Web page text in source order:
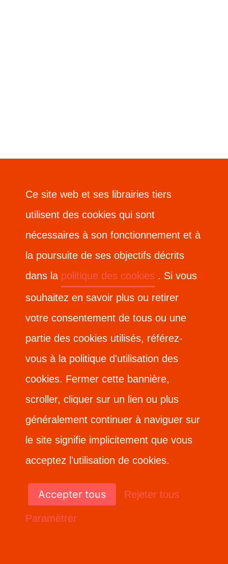
Ce site web et ses librairies tiers
utilisent des cookies qui sont
nécessaires à son fonctionnement et à
la poursuite de ses objectifs décrits
dans la politique des cookies . Si vous
souhaitez en savoir plus ou retirer
votre consentement de tous ou une
partie des cookies utilisés, référez-
vous à la politique d'utilisation des
cookies. Fermer cette bannière,
scroller, cliquer sur un lien ou plus
généralement continuer à naviguer sur
le site signifie implicitement que vous
acceptez l'utilisation de cookies.
Accepter tous Rejeter tous
Paramètrer
Ce site web et ses librairies tiers
utilisent des cookies qui sont
nécessaires à son fonctionnement et à
la poursuite de ses objectifs décrits
dans la politique des cookies . Si vous
souhaitez en savoir plus ou retirer
votre consentement de tous ou une
partie des cookies utilisés, référez-
vous à la politique d'utilisation des
cookies. Fermer cette bannière,
scroller, cliquer sur un lien ou plus
généralement continuer à naviguer sur
le site signifie implicitement que vous
acceptez l'utilisation de cookies.
Accepter tous Rejeter tous
Paramètrer